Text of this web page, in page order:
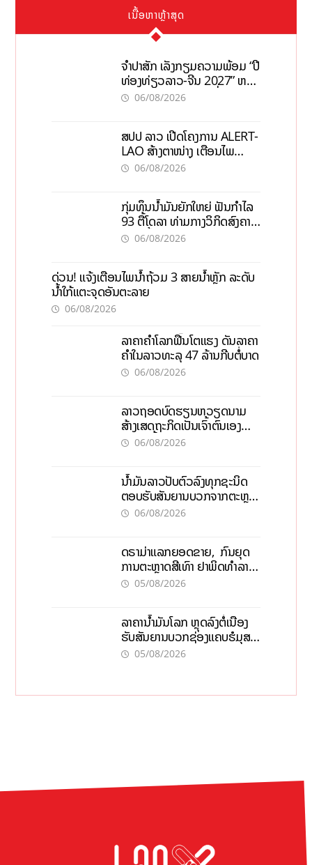
ເນື້ອຫາຫຼ້າສຸດ
ຈຳປາສັກ ເລັ່ງກຽມຄວາມພ້ອມ “ປີ
ທ່ອງທ່ຽວລາວ-ຈີນ 2027” ຫວັງ
ກະຕຸ້ນເສດຖະກິດທ້ອງຖິ່ນ
06/08/2026
ສປປ ລາວ ເປີດໂຄງການ ALERT-
LAO ສ້າງຕາໜ່າງ ເຕືອນໄພ
ພະຍາດລະບາດທົ່ວປະເທດ
06/08/2026
ກຸ່ມທຶນນ້ຳມັນຍັກໃຫຍ່ ຟັນກຳໄລ
93 ຕື້ໂດລາ ທ່າມກາງວິກິດສົງຄາມ
ລາຄານໍ້າມັນແພງ
06/08/2026
ດ່ວນ! ແຈ້ງເຕືອນໄພນໍ້າຖ້ວມ 3 ສາຍນໍ້າຫຼັກ ລະດັບ
ນໍ້າໃກ້ແຕະຈຸດອັນຕະລາຍ
06/08/2026
ລາຄາຄຳໂລກຟື້ນໂຕແຮງ ດັນລາຄາ
ຄຳໃນລາວທະລຸ 47 ລ້ານກີບຕໍ່ບາດ
06/08/2026
ລາວຖອດບົດຮຽນຫວຽດນາມ
ສ້າງເສດຖະກິດເປັນເຈົ້າຕົນເອງ
ກ້າວສູ່ເປົ້າໝາຍ 2035
06/08/2026
ນໍ້າມັນລາວປັບຕົວລົງທຸກຊະນິດ
ຕອບຮັບສັນຍານບວກຈາກຕະຫຼາດ
ໂລກ ແລະ ຊ່ອງແຄບຮໍມູສ
06/08/2026
ດຣາມ່າແລກຍອດຂາຍ, ກົນຍຸດ
ການຕະຫຼາດສີເທົາ ຢາພິດທຳລາຍ
ທຸລະກິດ ໄລຍະຍາວ
05/08/2026
ລາຄານ້ຳມັນໂລກ ຫຼຸດລົງຕໍ່ເນື່ອງ
ຮັບສັນຍານບວກຊ່ອງແຄບຮໍມຸສ
ຈັບຕາລາຄາໃນລາວ
05/08/2026